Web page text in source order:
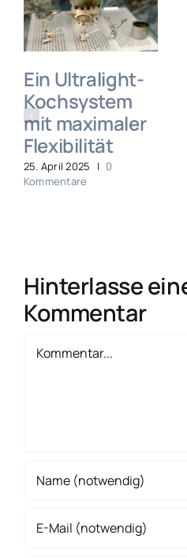
Ein Ultralight-
Kochsystem
mit maximaler
Flexibilität
25. April 2025 | 0
Kommentare
Hinterlasse
Kommentar